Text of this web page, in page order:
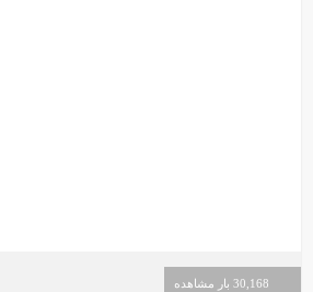
30,168 بار مشاهده